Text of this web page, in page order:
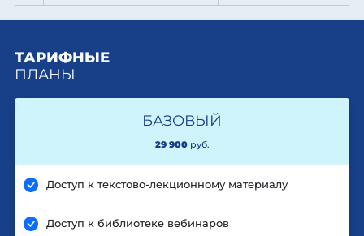
ТАРИФНЫЕ
ПЛАНЫ
БАЗОВЫЙ
29 900 руб.
Доступ к текстово-лекционному материалу
Доступ к библиотеке вебинаров